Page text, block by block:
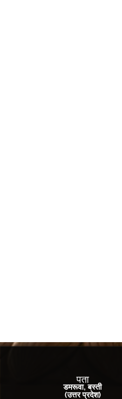
पता
डमरूवा, बस्ती
(उत्तर प्रदेश)